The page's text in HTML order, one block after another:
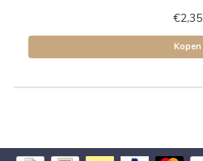
€2,35
Kopen